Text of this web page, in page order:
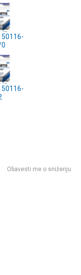
50116-
50116-
Obavesti me o sniženju